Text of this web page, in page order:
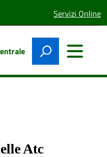
lingua
attiva:
Servizi Online
Atc